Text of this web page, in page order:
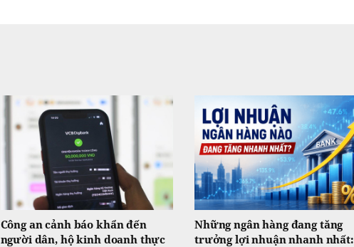
Công an cảnh báo khẩn đến
người dân, hộ kinh doanh thực
Những ngân hàng đang tăng
trưởng lợi nhuận nhanh nhất: